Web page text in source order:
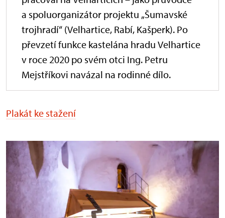
a spoluorganizátor projektu „Šumavské
trojhradí“ (Velhartice, Rabí, Kašperk). Po
převzetí funkce kastelána hradu Velhartice
v roce 2020 po svém otci Ing. Petru
Mejstříkovi navázal na rodinné dílo.
Plakát ke stažení